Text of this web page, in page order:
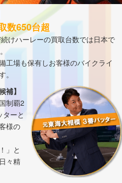
処分引取数650台超
けハーレーの買取台数では日本で
工場も保有しお客様のバイクライ
補】
制覇2
ーと
様の
」と
々精